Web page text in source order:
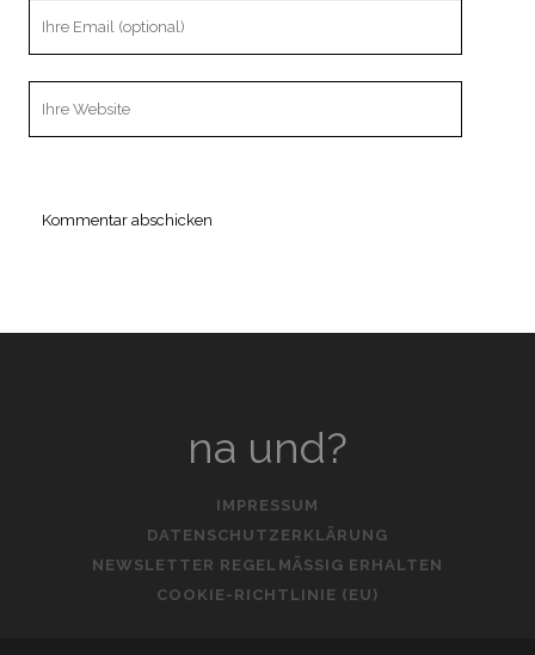
na und?
IMPRESSUM
DATENSCHUTZERKLÄRUNG
NEWSLETTER REGELMÄSSIG ERHALTEN
COOKIE-RICHTLINIE (EU)